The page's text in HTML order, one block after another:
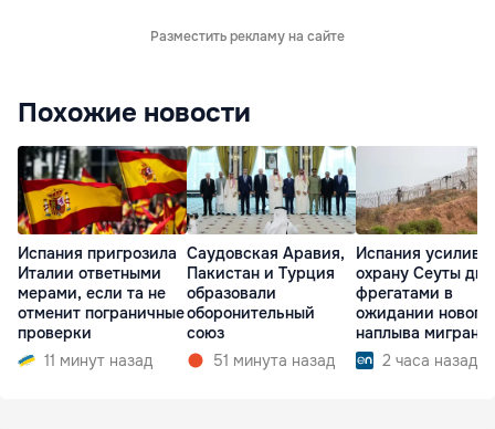
Разместить рекламу на сайте
Похожие новости
Испания пригрозила
Италии ответными
мерами, если та не
отменит пограничные
проверки
11 минут назад
Саудовская Аравия,
Пакистан и Турция
образовали
оборонительный
союз
51 минута назад
Испания
охрану Сеуты
фрегатами в
ожидании нового
наплыва
2 часа назад